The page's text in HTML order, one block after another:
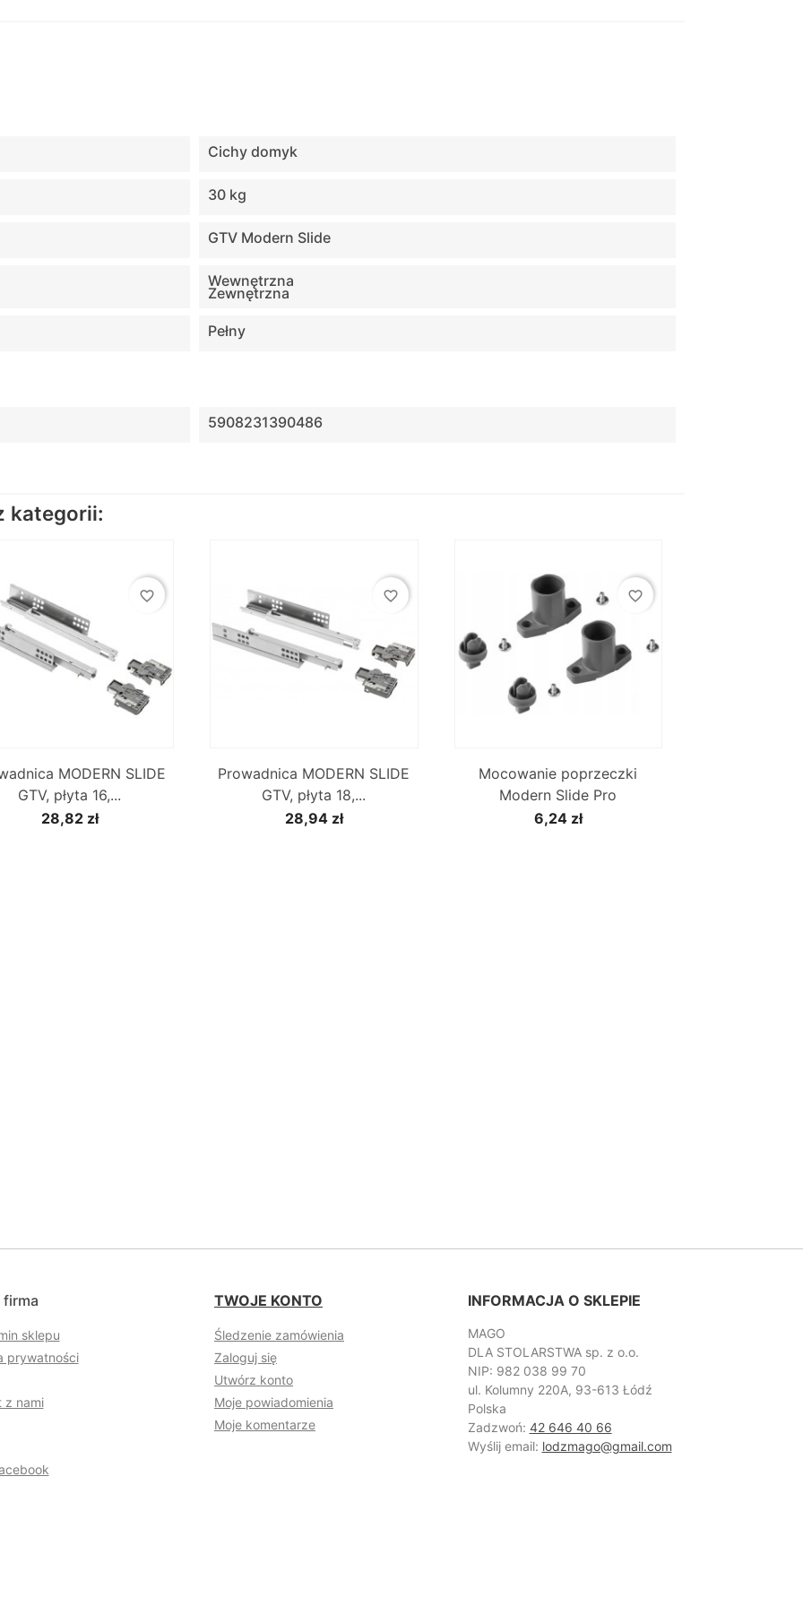
Cichy domyk
30 kg
GTV Modern Slide
Wewnętrzna
Zewnętrzna
Pełny
5908231390486
kategorii:
MODERN SLIDE
GTV, płyta 16,...
28,82 zł
favorite_border
Prowadnica MODERN SLIDE
GTV, płyta 18,...
28,94 zł
favorite_border
Mocowanie poprzeczki
Modern Slide Pro
6,24 zł
favorite_border
firma
sklepu
prywatności
z nami
TWOJE KONTO
Śledzenie zamówienia
Zaloguj się
Utwórz konto
Moje powiadomienia
Moje komentarze
INFORMACJA O SKLEPIE
MAGO
DLA STOLARSTWA sp. z o.o.
NIP: 982 038 99 70
ul. Kolumny 220A, 93-613 Łódź
Polska
Zadzwoń: 42 646 40 66
Wyślij email: lodzmago@gmail.com